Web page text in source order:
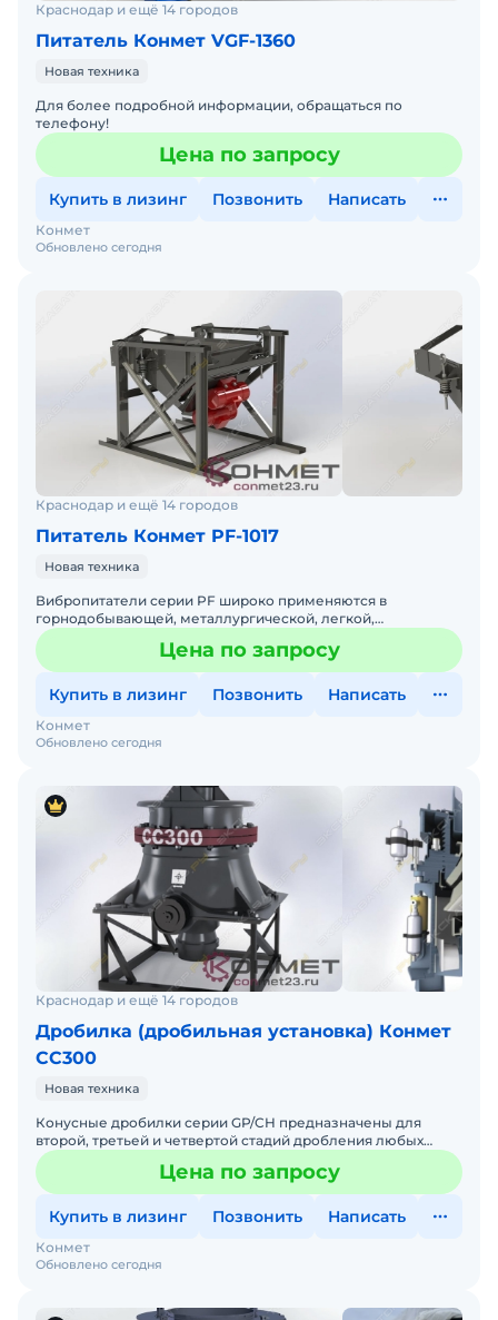
Краснодар и ещё 14 городов
Питатель Конмет VGF-1360
Новая техника
Для более подробной информации, обращаться по
телефону!
Цена по запросу
Купить в лизинг Позвонить Написать
Обновлено сегодня
Конмет
Краснодар и ещё 14 городов
Питатель Конмет PF-1017
Новая техника
Вибропитатели серии PF широко применяются в
горнодобывающей, металлургической, легкой,
химической и угольной промышленности. Установка
Стационар Угол наклона вЦена по запросу
Купить в лизинг Позвонить Написать
Обновлено сегодня
Конмет
Краснодар и ещё 14 городов
Дробилка (дробильная установка) Конмет
СС300
Новая техника
Конусные дробилки серии GP/CH предназначены для
второй, третьей и четвертой стадий дробления любых
типов горных пород с сопротивлением сжатию до 320 МПа.
Оборуд
Цена по запросу
Купить в лизинг Позвонить Написать
Обновлено сегодня
Конмет